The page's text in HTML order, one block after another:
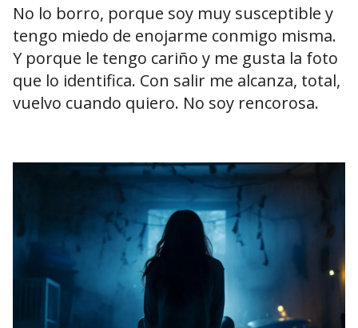
No lo borro, porque soy muy susceptible y
tengo miedo de enojarme conmigo misma.
Y porque le tengo cariño y me gusta la foto
que lo identifica. Con salir me alcanza, total,
vuelvo cuando quiero. No soy rencorosa.